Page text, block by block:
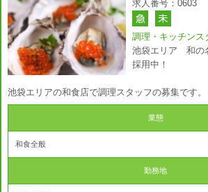
求人番号：0603
調理・キッチンス
池袋エリア 和の
採用中！
池袋エリアの和食店で調理スタッフの募集です。
業態
和食全般
勤務地